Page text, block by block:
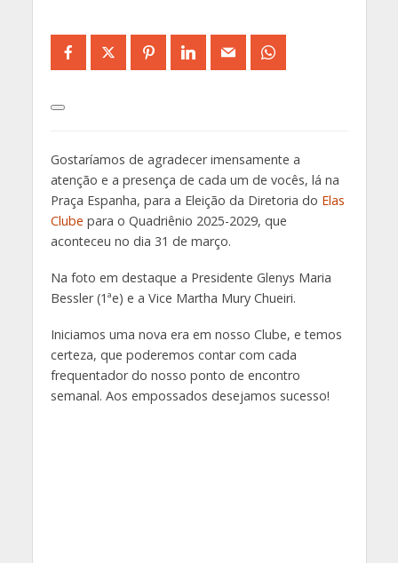
Gostaríamos de agradecer imensamente a
atenção e a presença de cada um de vocês, lá na
Praça Espanha, para a Eleição da Diretoria do Elas
Clube para o Quadriênio 2025-2029, que
aconteceu no dia 31 de março.
Na foto em destaque a Presidente Glenys Maria
Bessler (1ªe) e a Vice Martha Mury Chueiri.
Iniciamos uma nova era em nosso Clube, e temos
certeza, que poderemos contar com cada
frequentador do nosso ponto de encontro
semanal. Aos empossados desejamos sucesso!